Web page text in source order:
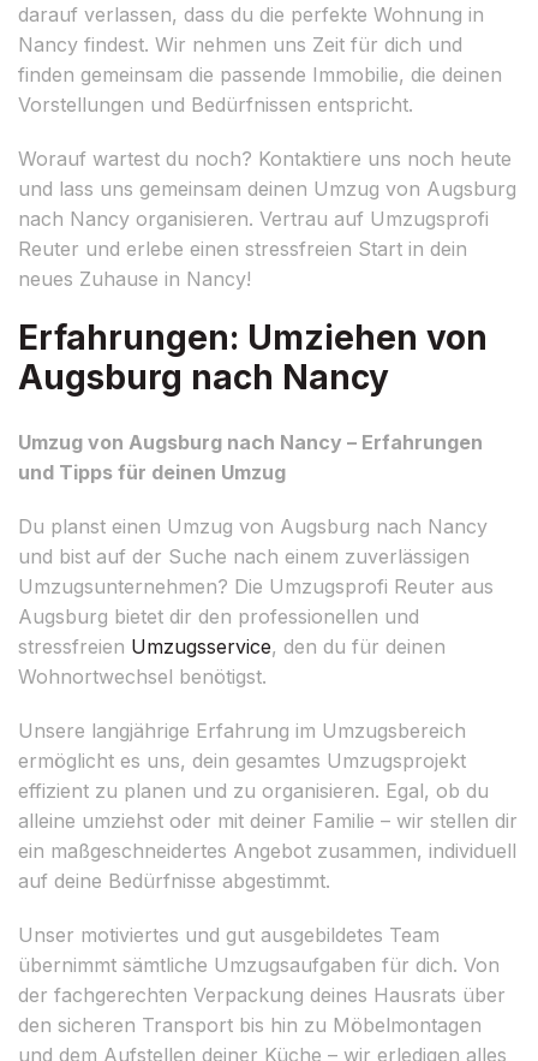
darauf verlassen, dass du die perfekte Wohnung in
Nancy findest. Wir nehmen uns Zeit für dich und
finden gemeinsam die passende Immobilie, die deinen
Vorstellungen und Bedürfnissen entspricht.
Worauf wartest du noch? Kontaktiere uns noch heute
und lass uns gemeinsam deinen Umzug von Augsburg
nach Nancy organisieren. Vertrau auf Umzugsprofi
Reuter und erlebe einen stressfreien Start in dein
neues Zuhause in Nancy!
Erfahrungen: Umziehen von
Augsburg nach Nancy
Umzug von Augsburg nach Nancy – Erfahrungen
und Tipps für deinen Umzug
Du planst einen Umzug von Augsburg nach Nancy
und bist auf der Suche nach einem zuverlässigen
Umzugsunternehmen? Die Umzugsprofi Reuter aus
Augsburg bietet dir den professionellen und
stressfreien Umzugsservice, den du für deinen
Wohnortwechsel benötigst.
Unsere langjährige Erfahrung im Umzugsbereich
ermöglicht es uns, dein gesamtes Umzugsprojekt
effizient zu planen und zu organisieren. Egal, ob du
alleine umziehst oder mit deiner Familie – wir stellen dir
ein maßgeschneidertes Angebot zusammen, individuell
auf deine Bedürfnisse abgestimmt.
Unser motiviertes und gut ausgebildetes Team
übernimmt sämtliche Umzugsaufgaben für dich. Von
der fachgerechten Verpackung deines Hausrats über
den sicheren Transport bis hin zu Möbelmontagen
und dem Aufstellen deiner Küche – wir erledigen alles